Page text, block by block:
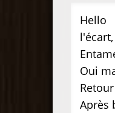
Hello
Oui
Après